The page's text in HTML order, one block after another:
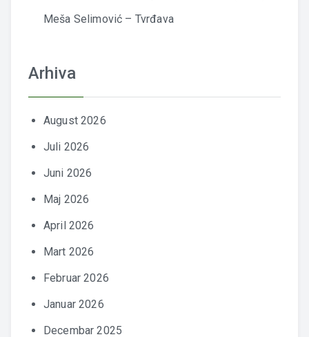
Meša Selimović – Tvrđava
Arhiva
August 2026
Juli 2026
Juni 2026
Maj 2026
April 2026
Mart 2026
Februar 2026
Januar 2026
Decembar 2025